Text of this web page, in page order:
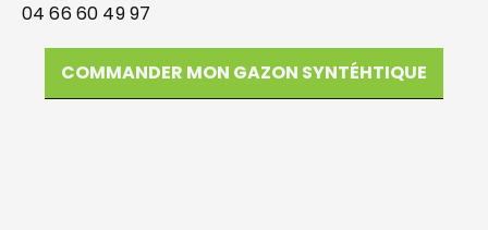
04 66 60 49 97
COMMANDER MON GAZON SYNTÉHTIQUE